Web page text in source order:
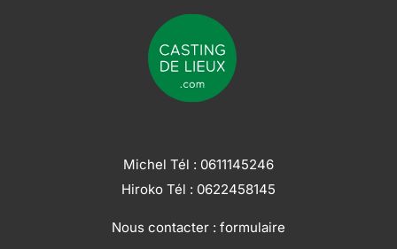
Michel Tél : 0611145246
Hiroko Tél : 0622458145
Nous contacter : formulaire